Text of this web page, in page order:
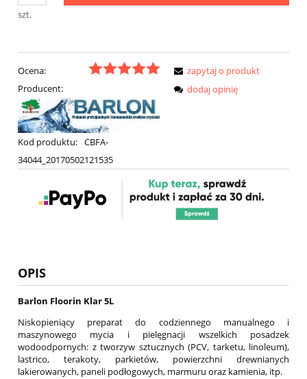
szt.
Ocena:
Producent:
Kod produktu: CBFA-
34044_20170502121535
zapytaj o produkt
dodaj opinię
OPIS
Barlon Floorin Klar 5L
Niskopieniący preparat do codziennego manualnego i
maszynowego mycia i pielęgnacji wszelkich posadzek
wodoodpornych: z tworzyw sztucznych (PCV, tarketu, linoleum),
lastrico, terakoty, parkietów, powierzchni drewnianych
lakierowanych, paneli podłogowych, marmuru oraz kamienia, itp.